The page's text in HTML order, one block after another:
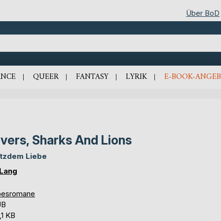
Über BoD
QUEER FANTASY LYRIK E-BOOK-
Sharks And Lions
Liebe
KB